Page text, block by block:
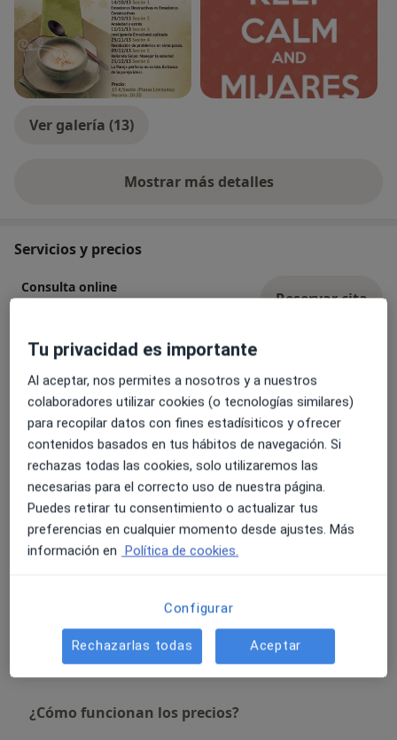
Ver galería (13)
Mostrar más detalles
sobre la experiencia
Servicios y precios
Consulta online
Reservar cita
Terapia cognitivo-conductual
70 € Detalles Reservar cita
Primera visita online
70 € Detalles Reservar cita
Psicología online
70 € Detalles Reservar cita
+ 36 servicios
¿Cómo funcionan los precios?
Tu privacidad es importante
Al aceptar, nos permites a nosotros y a nuestros
colaboradores utilizar cookies (o tecnologías similares)
para recopilar datos con fines estadísiticos y ofrecer
contenidos basados en tus hábitos de navegación. Si
rechazas todas las cookies, solo utilizaremos las
necesarias para el correcto uso de nuestra página.
Puedes retirar tu consentimiento o actualizar tus
preferencias en cualquier momento desde ajustes. Más
información en Política de cookies.
Configurar
Rechazarlas todas Aceptar